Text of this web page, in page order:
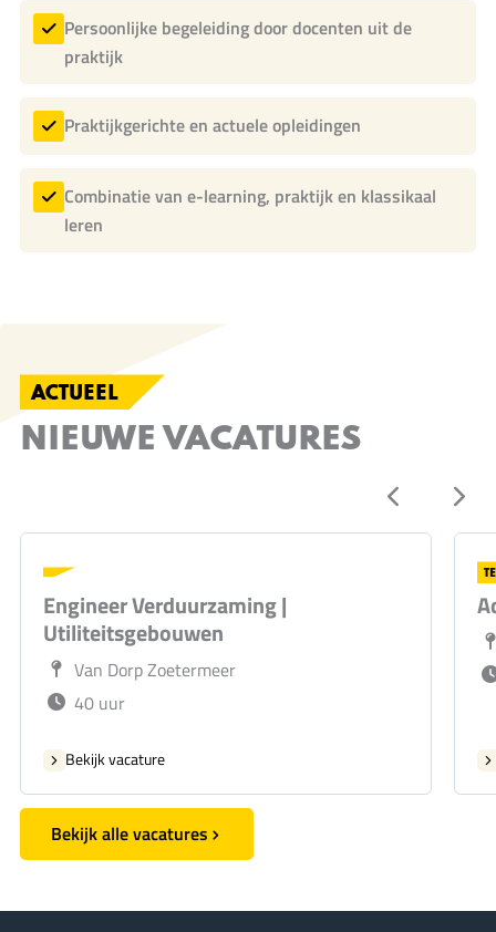
Persoonlijke begeleiding door docenten uit de
praktijk
Praktijkgerichte en actuele opleidingen
Combinatie van e-learning, praktijk en klassikaal
leren
ACTUEEL
NIEUWE VACATURES
Engineer Verduurzaming |
Utiliteitsgebouwen
Van Dorp Zoetermeer
40 uur
Bekijk vacature
Bekijk alle vacatures